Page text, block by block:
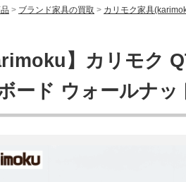
> ブランド家具の買取 > カリモク家具
】カリモク
ード ウォールナ